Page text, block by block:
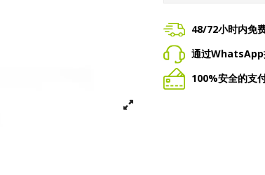
48/72小时内免
通过WhatsApp
100%安全的支